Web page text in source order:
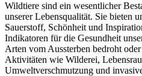
Wildtiere sind ein wesentlicher
unserer Lebensqualität. Sie bieten
Sauerstoff, Schönheit und
Indikatoren für die Gesundheit
Arten vom Aussterben bedroht
Aktivitäten wie Wilderei,
Umweltverschmutzung und